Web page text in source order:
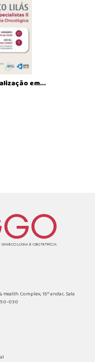
em...
Complex, 15º andar, Sala
030